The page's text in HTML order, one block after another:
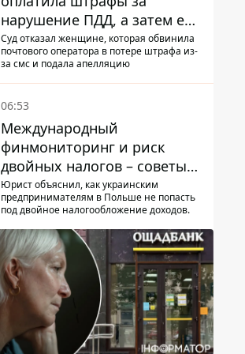
нарушение ПДД, а затем ее
счета заблокировали - в
чем причина и что решил
Суд отказал женщине, которая обвинила
почтового оператора в потере штрафа из-
за смс и подала апелляцию
06:53
Международный
финмониторинг и риск
двойных налогов – советы
украинцам в Польше
Юрист объяснил, как украинским
предпринимателям в Польше не попасть
под двойное налогообложение доходов.